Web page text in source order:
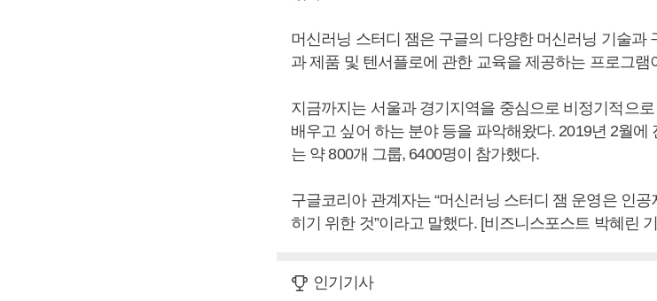
머신러닝 스터디 잼은 구글의 다양한 머신러닝 기술과
과 제품 및 텐서플로에 관한 교육을 제공하는 프로그램
지금까지는 서울과 경기지역을 중심으로 비정기적으
배우고 싶어 하는 분야 등을 파악해왔다. 2019년 2월에
는 약 800개 그룹, 6400명이 참가했다.
구글코리아 관계자는 “머신러닝 스터디 잼 운영은 인
히기 위한 것”이라고 말했다. [비즈니스포스트 박혜린
인기기사